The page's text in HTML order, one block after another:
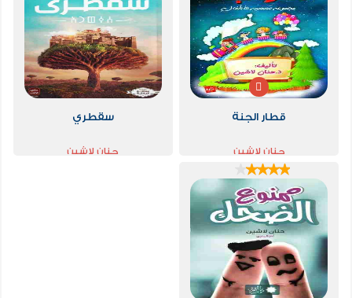
قطار الجنة
حنان لاشين
سقطري
حنان لاشين